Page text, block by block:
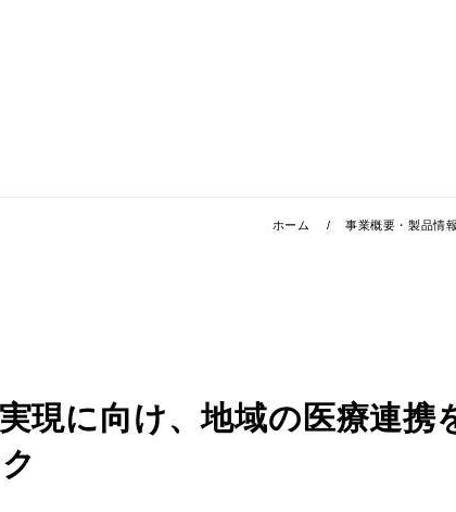
ホーム 事業概要・製品情報
現に向け、地域の医療連携